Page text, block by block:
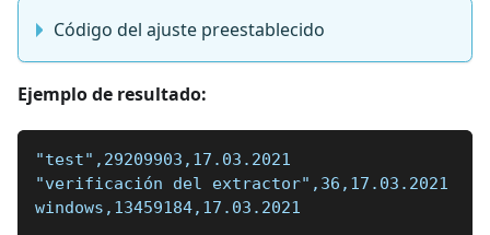
Código del ajuste preestablecido
Ejemplo de resultado:
"test",29209903,17.03.2021
"verificación del extractor",36,17.03.2021
windows,13459184,17.03.2021